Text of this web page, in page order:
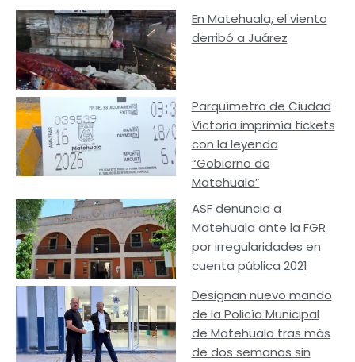
En Matehuala, el viento
derribó a Juárez
Parquímetro de Ciudad
Victoria imprimía tickets
con la leyenda
“Gobierno de
Matehuala”
ASF denuncia a
Matehuala ante la FGR
por irregularidades en
cuenta pública 2021
Designan nuevo mando
de la Policía Municipal
de Matehuala tras más
de dos semanas sin